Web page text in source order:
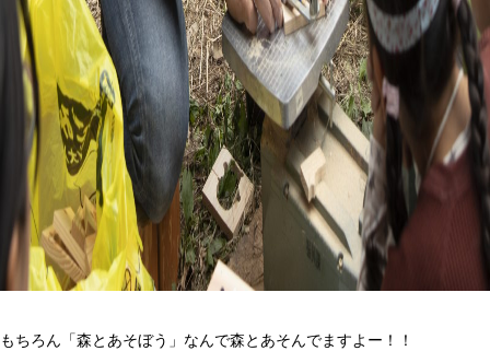
もちろん「森とあそぼう」なんで森とあそんでますよー！！